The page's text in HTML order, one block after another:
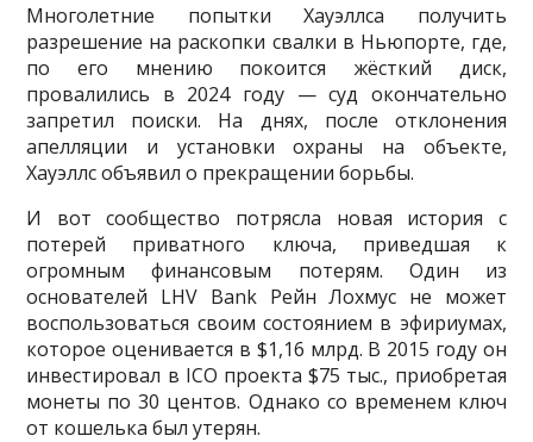
Многолетние попытки Хауэллса получить
разрешение на раскопки свалки в Ньюпорте, где,
по его мнению покоится жёсткий диск,
провалились в 2024 году — суд окончательно
запретил поиски. На днях, после отклонения
апелляции и установки охраны на объекте,
Хауэллс объявил о прекращении борьбы.
И вот сообщество потрясла новая история с
потерей приватного ключа, приведшая к
огромным финансовым потерям. Один из
основателей LHV Bank Рейн Лохмус не может
воспользоваться своим состоянием в эфириумах,
которое оценивается в $1,16 млрд. В 2015 году он
инвестировал в ICO проекта $75 тыс., приобретая
монеты по 30 центов. Однако со временем ключ
от кошелька был утерян.